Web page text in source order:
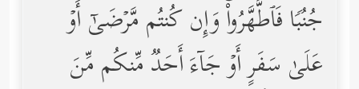
جُنُبࣰا فَٱطَّهَّرُواْۚ وَإِن كُنتُم مَّرۡضَىٰۤ أَوۡ
عَلَىٰ سَفَرٍ أَوۡ جَاۤءَ أَحَدࣱ مِّنكُم مِّنَ